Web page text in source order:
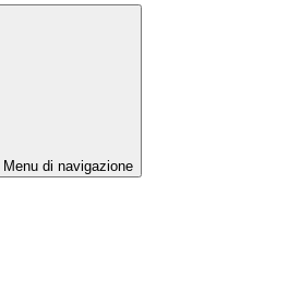
Menu di navigazione